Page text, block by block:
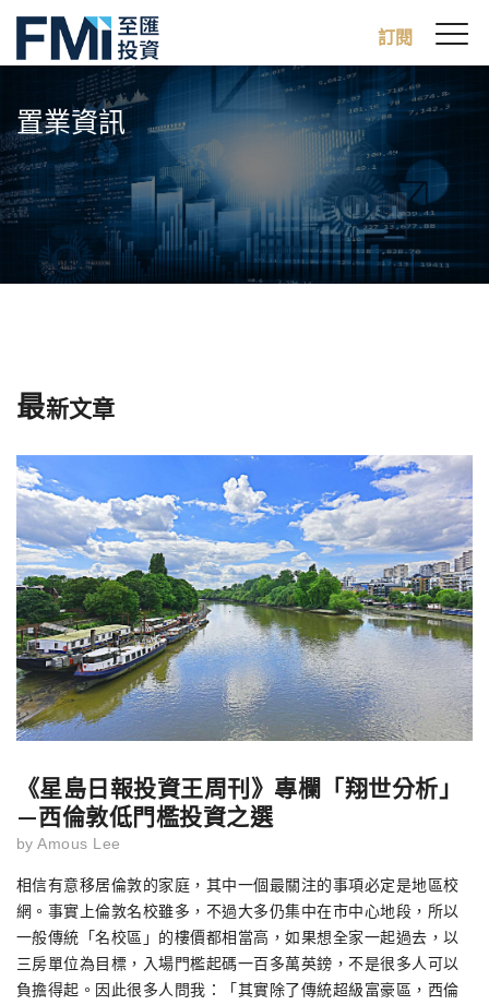
main
content
訂閱
置業資訊
最新文章
《星島日報投資王周刊》專欄「翔世分析」
—西倫敦低門檻投資之選
by Amous Lee
相信有意移居倫敦的家庭，其中一個最關注的事項必定是地區校
網。事實上倫敦名校雖多，不過大多仍集中在市中心地段，所以
一般傳統「名校區」的樓價都相當高，如果想全家一起過去，以
三房單位為目標，入場門檻起碼一百多萬英鎊，不是很多人可以
負擔得起。因此很多人問我：「其實除了傳統超級富豪區，西倫